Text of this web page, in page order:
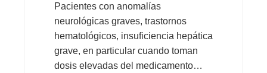
Pacientes con anomalías
neurológicas graves, trastornos
hematológicos, insuficiencia hepática
grave, en particular cuando toman
dosis elevadas del medicamento…